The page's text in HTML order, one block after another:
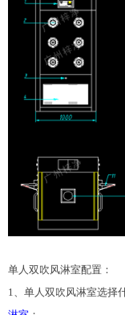
单人双吹风淋室配置：
1、单人双吹风淋室选择